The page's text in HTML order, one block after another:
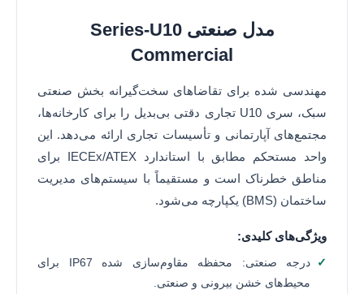
مدل صنعتی Series-U10
Commercial
مهندسی شده برای تقاضاهای سخت‌گیرانه بخش صنعتی
سبک، سری U10 تجاری دقتی بی‌بدیل را برای کارخانه‌ها،
مجتمع‌های آپارتمانی و تأسیسات تجاری ارائه می‌دهد. این
واحد مستحکم مطابق با استاندارد IECEx/ATEX برای
مناطق خطرناک است و مستقیماً با سیستم‌های مدیریت
ساختمان (BMS) یکپارچه می‌شود.
ویژگی‌های کلیدی:
درجه صنعتی: محفظه مقاوم‌سازی شده IP67 برای
محیط‌های خشن بیرونی و صنعتی.